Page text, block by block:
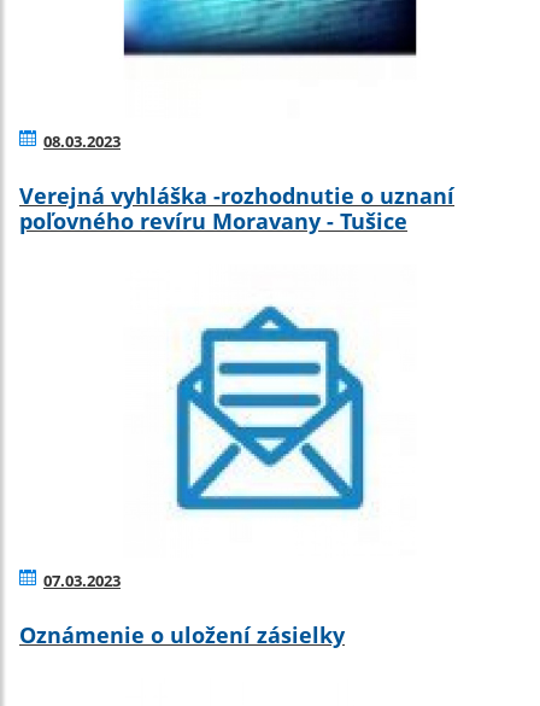
08.03.2023
Verejná vyhláška -rozhodnutie o uznaní
poľovného revíru Moravany - Tušice
07.03.2023
Oznámenie o uložení zásielky